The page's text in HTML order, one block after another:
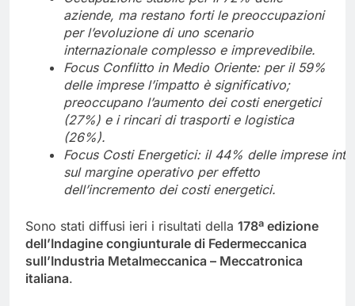
aziende, ma restano forti le preoccupazioni
per l’evoluzione di uno scenario
internazionale complesso e imprevedibile.
Focus Conflitto in Medio Oriente: per il 59%
delle imprese l’impatto è significativo;
preoccupano l’aumento dei costi energetici
(27%) e i rincari di trasporti e logistica
(26%).
Focus Costi Energetici: il 44% delle imprese
sul margine operativo per effetto
dell’incremento dei costi energetici.
Sono stati diffusi ieri i risultati della 178ª edizione
dell’Indagine congiunturale di Federmeccanica
sull’Industria Metalmeccanica – Meccatronica
italiana.